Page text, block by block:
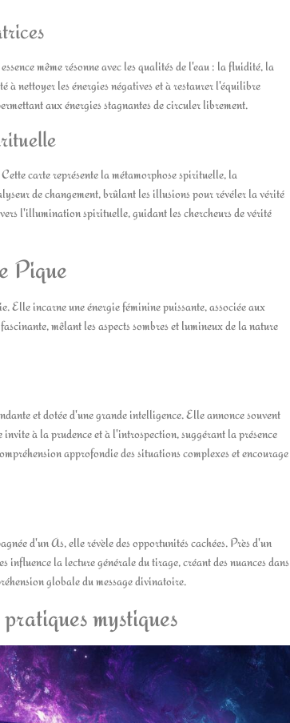
même résonne avec les qualités de l'eau : la fluidité, la
nettoyer les énergies négatives et à restaurer l'équilibre
aux énergies stagnantes de circuler librement.
carte représente la métamorphose spirituelle, la
de changement, brûlant les illusions pour révéler la vérité
l'illumination spirituelle, guidant les chercheurs de vérité
Pique
Elle incarne une énergie féminine puissante, associée aux
mêlant les aspects sombres et lumineux de la nature
et dotée d'une grande intelligence. Elle annonce souvent
à la prudence et à l'introspection, suggérant la présence
approfondie des situations complexes et encourage
d'un As, elle révèle des opportunités cachées. Près d'un
influence la lecture générale du tirage, créant des nuances dans
globale du message divinatoire.
mystiques